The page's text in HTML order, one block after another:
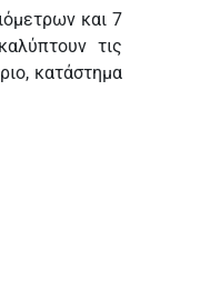
και 7
τις
κατάστημα